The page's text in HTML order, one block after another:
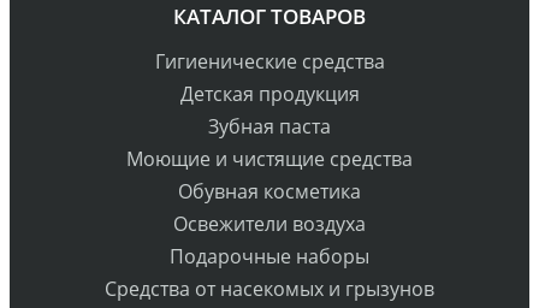
КАТАЛОГ ТОВАРОВ
Гигиенические средства
Детская продукция
Зубная паста
Моющие и чистящие средства
Обувная косметика
Освежители воздуха
Подарочные наборы
Средства от насекомых и грызунов